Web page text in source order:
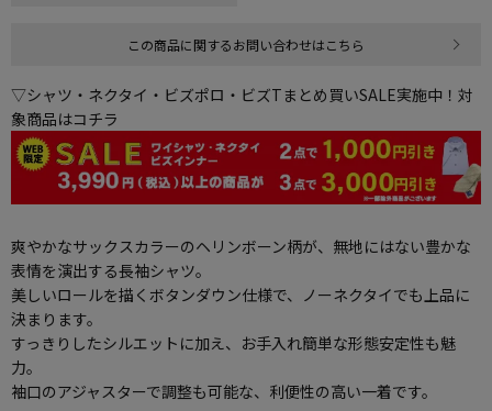
この商品に関するお問い合わせはこちら
▽シャツ・ネクタイ・ビズポロ・ビズTまとめ買いSALE実施中！対
象商品はコチラ
爽やかなサックスカラーのヘリンボーン柄が、無地にはない豊かな
表情を演出する長袖シャツ。
美しいロールを描くボタンダウン仕様で、ノーネクタイでも上品に
決まります。
すっきりしたシルエットに加え、お手入れ簡単な形態安定性も魅
力。
袖口のアジャスターで調整も可能な、利便性の高い一着です。